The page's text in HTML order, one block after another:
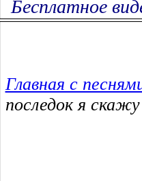
Бесплатное
Главная с
последок я